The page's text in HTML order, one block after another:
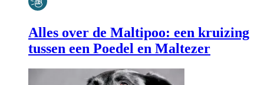
Alles over de Maltipoo: een kruizing
tussen een Poedel en Maltezer